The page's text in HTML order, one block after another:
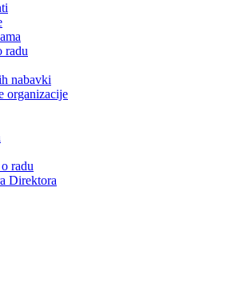
radu
nabavki
organizacije
radu
Direktora